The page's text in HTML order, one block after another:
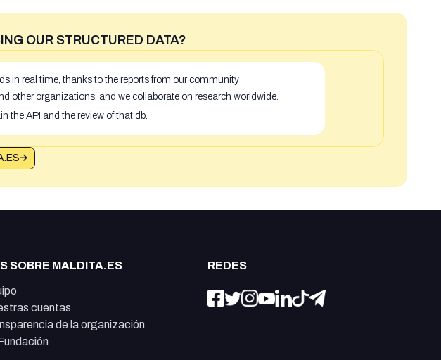
OUR STRUCTURED DATA?
in real time, thanks to the reports from our community
other organizations, and we collaborate on research worldwide.
the API and the review of that db.
SOBRE MALDITA.ES
cuentas
de la organización
REDES